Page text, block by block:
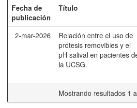
Fecha de
publicación
Título
2-mar-2026
Relación entre el uso de
prótesis removibles y el
pH salival en pacientes
la UCSG.
Mostrando resultados 1